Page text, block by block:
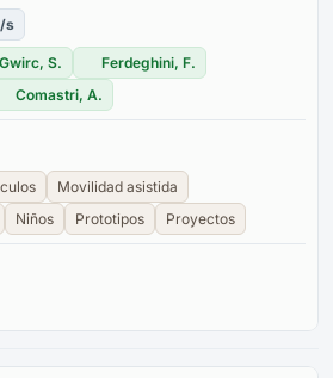
s
Gwirc, S.
Ferdeghini, F.
Comastri, A.
Movilidad asistida
Niños Prototipos Proyectos